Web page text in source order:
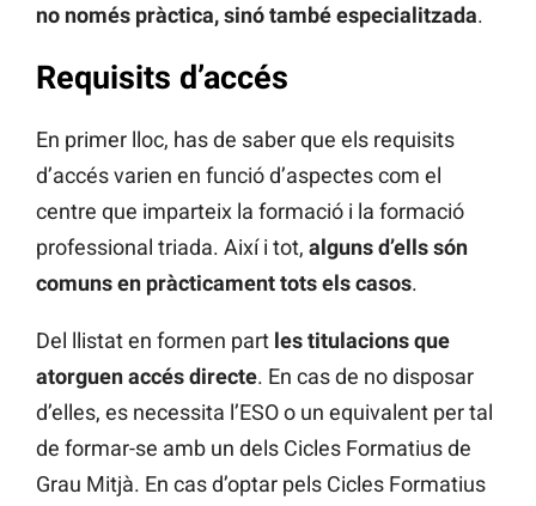
no només pràctica, sinó també especialitzada.
Requisits d’accés
En primer lloc, has de saber que els requisits
d’accés varien en funció d’aspectes com el
centre que imparteix la formació i la formació
professional triada. Així i tot, alguns d’ells són
comuns en pràcticament tots els casos.
Del llistat en formen part les titulacions que
atorguen accés directe. En cas de no disposar
d’elles, es necessita l’ESO o un equivalent per tal
de formar-se amb un dels Cicles Formatius de
Grau Mitjà. En cas d’optar pels Cicles Formatius